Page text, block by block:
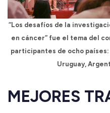
“Los desafíos de la
en cáncer” fue el tema del
participantes de ocho
Uruguay,
MEJORES